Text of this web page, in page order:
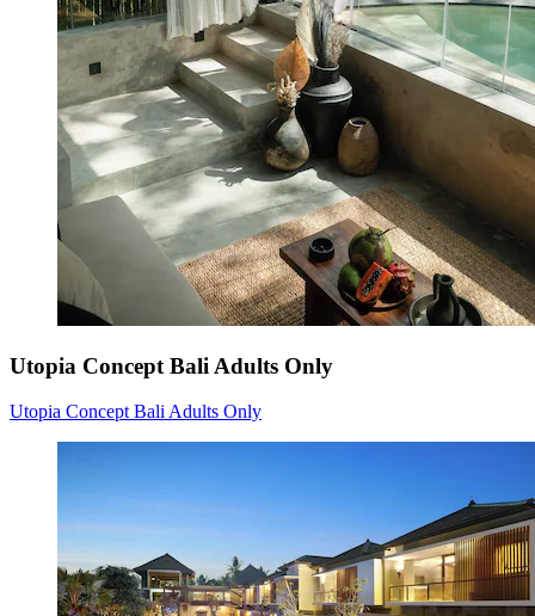
Utopia Concept Bali Adults Only
Utopia Concept Bali Adults Only